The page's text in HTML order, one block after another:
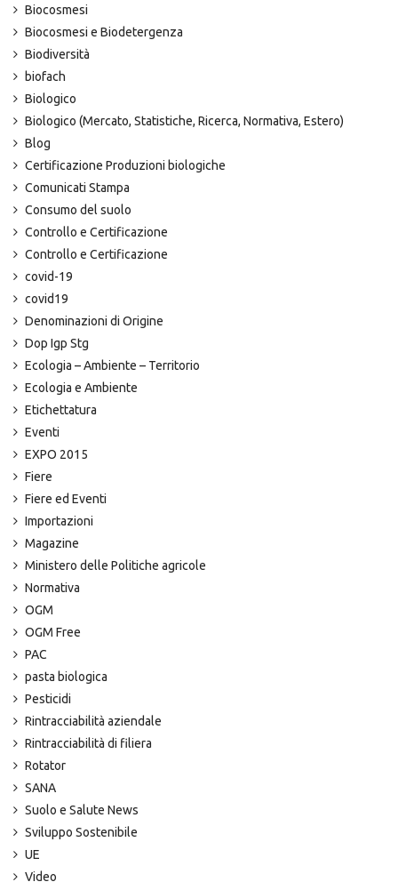
Biocosmesi
Biocosmesi e Biodetergenza
Biodiversità
biofach
Biologico
Biologico (Mercato, Statistiche, Ricerca, Normativa, Estero)
Blog
Certificazione Produzioni biologiche
Comunicati Stampa
Consumo del suolo
Controllo e Certificazione
Controllo e Certificazione
covid-19
covid19
Denominazioni di Origine
Dop Igp Stg
Ecologia – Ambiente – Territorio
Ecologia e Ambiente
Etichettatura
Eventi
EXPO 2015
Fiere
Fiere ed Eventi
Importazioni
Magazine
Ministero delle Politiche agricole
Normativa
OGM
OGM Free
PAC
pasta biologica
Pesticidi
Rintracciabilità aziendale
Rintracciabilità di filiera
Rotator
SANA
Suolo e Salute News
Sviluppo Sostenibile
UE
Video